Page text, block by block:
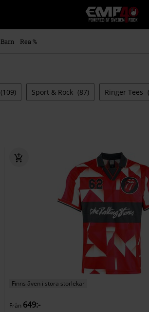
EMP
-
Musik,
Mode
Barn Rea %
(109) Sport & Rock (87) Ringer Tees
Finns även i stora storlekar
Från 649:-